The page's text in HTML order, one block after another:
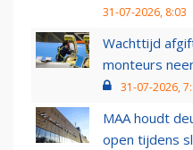
31-07-2026, 8:03
Wachttijd
monteurs
31-07-2026,
MAA houdt
open tijdens